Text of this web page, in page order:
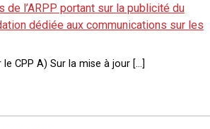
l’ARPP portant sur la publicité du
dédiée aux communications sur les
CPP A) Sur la mise à jour […]